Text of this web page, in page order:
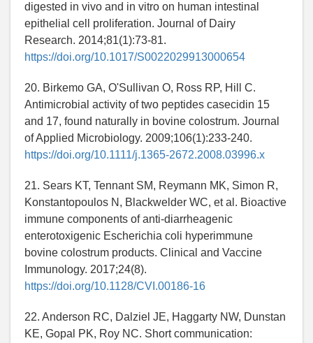
digested in vivo and in vitro on human intestinal
epithelial cell proliferation. Journal of Dairy
Research. 2014;81(1):73-81.
https://doi.org/10.1017/S0022029913000654
20. Birkemo GA, O'Sullivan O, Ross RP, Hill C.
Antimicrobial activity of two peptides casecidin 15
and 17, found naturally in bovine colostrum. Journal
of Applied Microbiology. 2009;106(1):233-240.
https://doi.org/10.1111/j.1365-2672.2008.03996.x
21. Sears KT, Tennant SM, Reymann MK, Simon R,
Konstantopoulos N, Blackwelder WC, et al. Bioactive
immune components of anti-diarrheagenic
enterotoxigenic Escherichia coli hyperimmune
bovine colostrum products. Clinical and Vaccine
Immunology. 2017;24(8).
https://doi.org/10.1128/CVI.00186-16
22. Anderson RC, Dalziel JE, Haggarty NW, Dunstan
KE, Gopal PK, Roy NC. Short communication: